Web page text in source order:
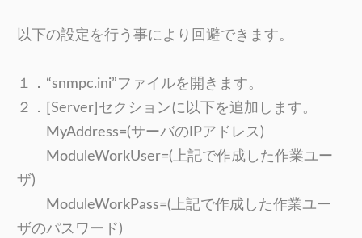
以下の設定を行う事により回避できます。
１．“snmpc.ini”ファイルを開きます。
２．[Server]セクションに以下を追加します。
MyAddress=(サーバのIPアドレス)
ModuleWorkUser=(上記で作成した作業ユー
ザ)
ModuleWorkPass=(上記で作成した作業ユー
ザのパスワード)